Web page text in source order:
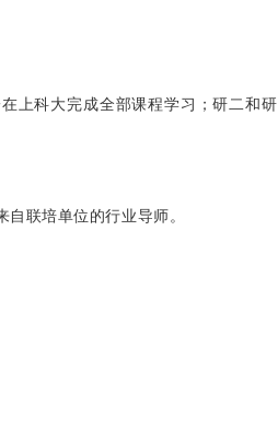
上科大完成全部课程学习；研二和研
联培单位的行业导师。